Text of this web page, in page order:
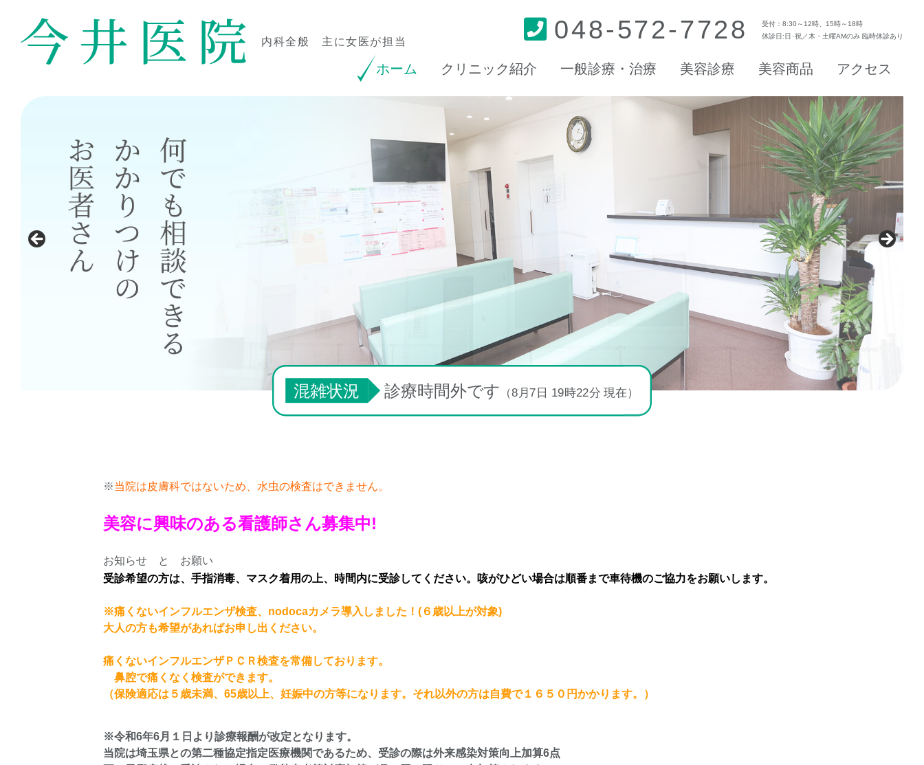
内科全般 主に女医が担当 048-572-7728
受付：8:30～12時、15時～18時
休診日:日･祝／木・土曜AMのみ 臨時休診あり
ホーム 現在のページ
クリニック紹介 一般診療・治療 美容診療 美容商品 アクセス
混雑状況 診療時間外です （8月7日 19時22分 現在）
※当院は皮膚科ではないため、水虫の検査はできません。
美容に興味のある看護師さん募集中!
お知らせ と お願い
受診希望の方は、手指消毒、マスク着用の上、時間内に受診してください。
咳がひどい場合は順番まで車待機のご協力をお願いします。
※痛くないインフルエンザ検査、nodocaカメラ導入しました！(６歳以上が対象)
大人の方も希望があればお申し出ください。
痛くないインフルエンザＰＣＲ検査を常備しております。
鼻腔で痛くなく検査ができます。
（保険適応は５歳未満、65歳以上、妊娠中の方等になります。それ以外の方は自費で１６５０円かかります。）
※令和6年6月１日より診療報酬が改定となります。
当院は埼玉県との第二種協定指定医療機関であるため、受診の際は外来感染対策向上加算6点